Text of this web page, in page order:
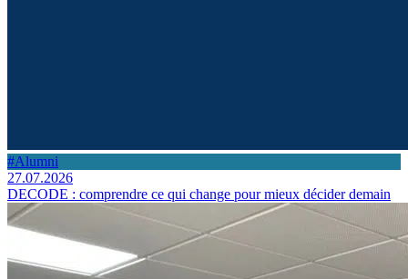
#Alumni
27.07.2026
DECODE : comprendre ce qui change pour mieux décider demain